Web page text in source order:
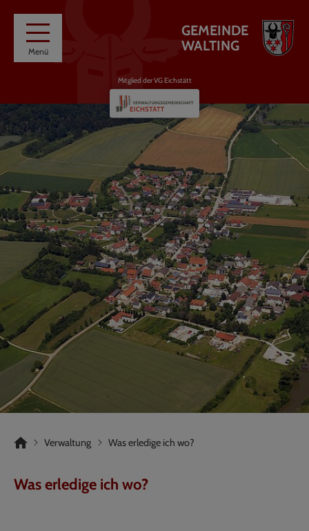
Menü
GEMEINDE
WALTING
Mitglied der VG Eichstätt
Was erledige ich wo?
Verwaltung
Was erledige ich wo?